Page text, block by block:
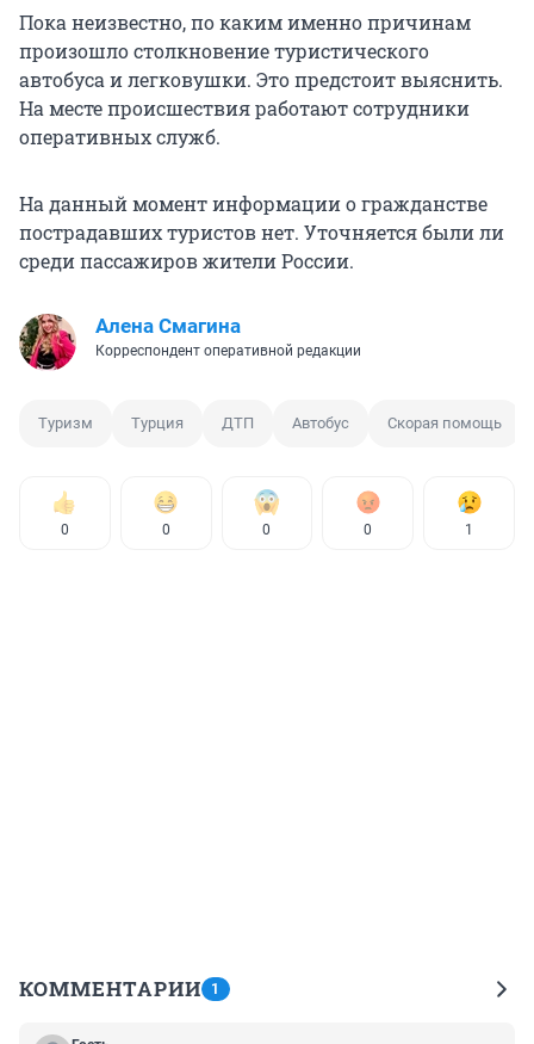
Пока неизвестно, по каким именно причинам
произошло столкновение туристического
автобуса и легковушки. Это предстоит выяснить.
На месте происшествия работают сотрудники
оперативных служб.
На данный момент информации о гражданстве
пострадавших туристов нет. Уточняется были ли
среди пассажиров жители России.
Алена Смагина
Корреспондент оперативной редакции
Туризм Турция ДТП Автобус Скорая помощь
0 0 0 0 1
КОММЕНТАРИИ 1